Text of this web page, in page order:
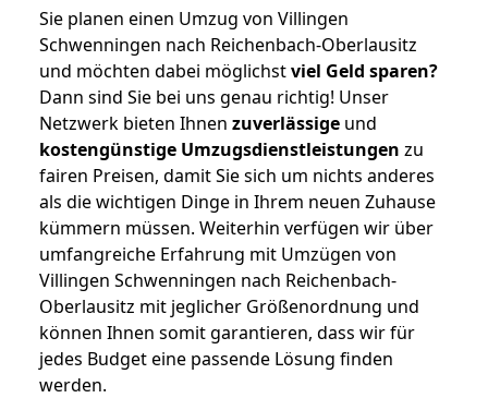
Sie planen einen Umzug von Villingen
Schwenningen nach Reichenbach-Oberlausitz
und möchten dabei möglichstviel Geld sparen?
Dann sind Sie bei uns genau richtig! Unser
Netzwerk bieten Ihnen zuverlässige und
kostengünstige Umzugsdienstleistungen zu
fairen Preisen, damit Sie sich um nichts anderes
als die wichtigen Dinge in Ihrem neuen Zuhause
kümmern müssen. Weiterhin verfügen wir über
umfangreiche Erfahrung mit Umzügen von
Villingen Schwenningen nach Reichenbach-
Oberlausitz mit jeglicher Größenordnung und
können Ihnen somit garantieren, dass wir für
jedes Budget eine passende Lösung finden
werden.